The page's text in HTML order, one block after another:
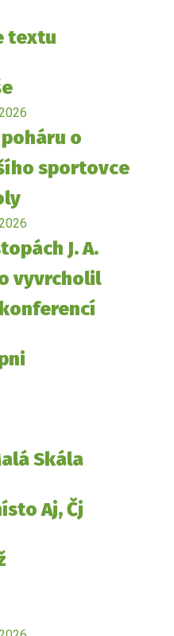
textu
o
sportovce
J. A.
vyvrcholil
Skála
Aj, Čj